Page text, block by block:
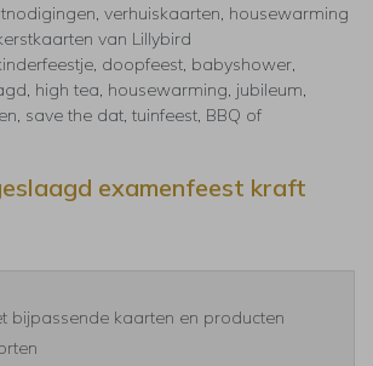
verhuiskaarten, housewarming
van Lillybird
doopfeest, babyshower,
high tea, housewarming, jubileum,
save the dat, tuinfeest, BBQ of
examenfeest kraft
bijpassende kaarten en producten